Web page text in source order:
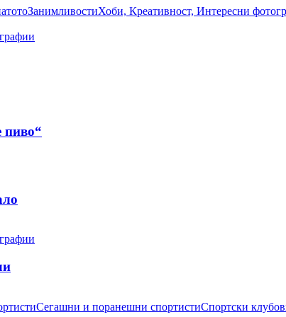
ЗанимливостиХоби, Креативност, Интересни
пиво“
Сегашни и поранешни спортистиСпортски